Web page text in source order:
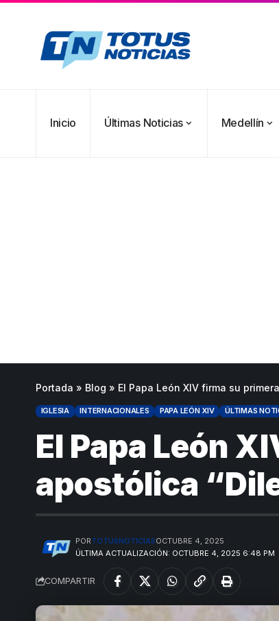
Inicio Últimas Noticias Medellín
Portada » Blog » El Papa León XIV firma su
IGLESIA INTERNACIONALES PAPA LEÓN XIV ÚLTIMAS
El Papa León
apostólica
ÚLTIMA ACTUALIZACIÓN: OCTUBRE 4, 2025 6:48 PM
PORTOTUSNOTICIASOCTUBRE 4, 2025
COMPARTIR